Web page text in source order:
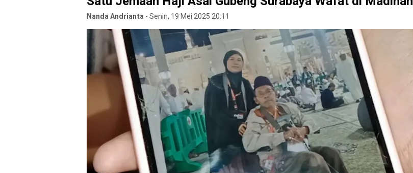
Nanda Andrianta-Senin, 19 Mei 2025 20:11